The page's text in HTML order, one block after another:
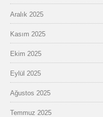
Aralık 2025
Kasım 2025
Ekim 2025
Eylül 2025
Ağustos 2025
Temmuz 2025